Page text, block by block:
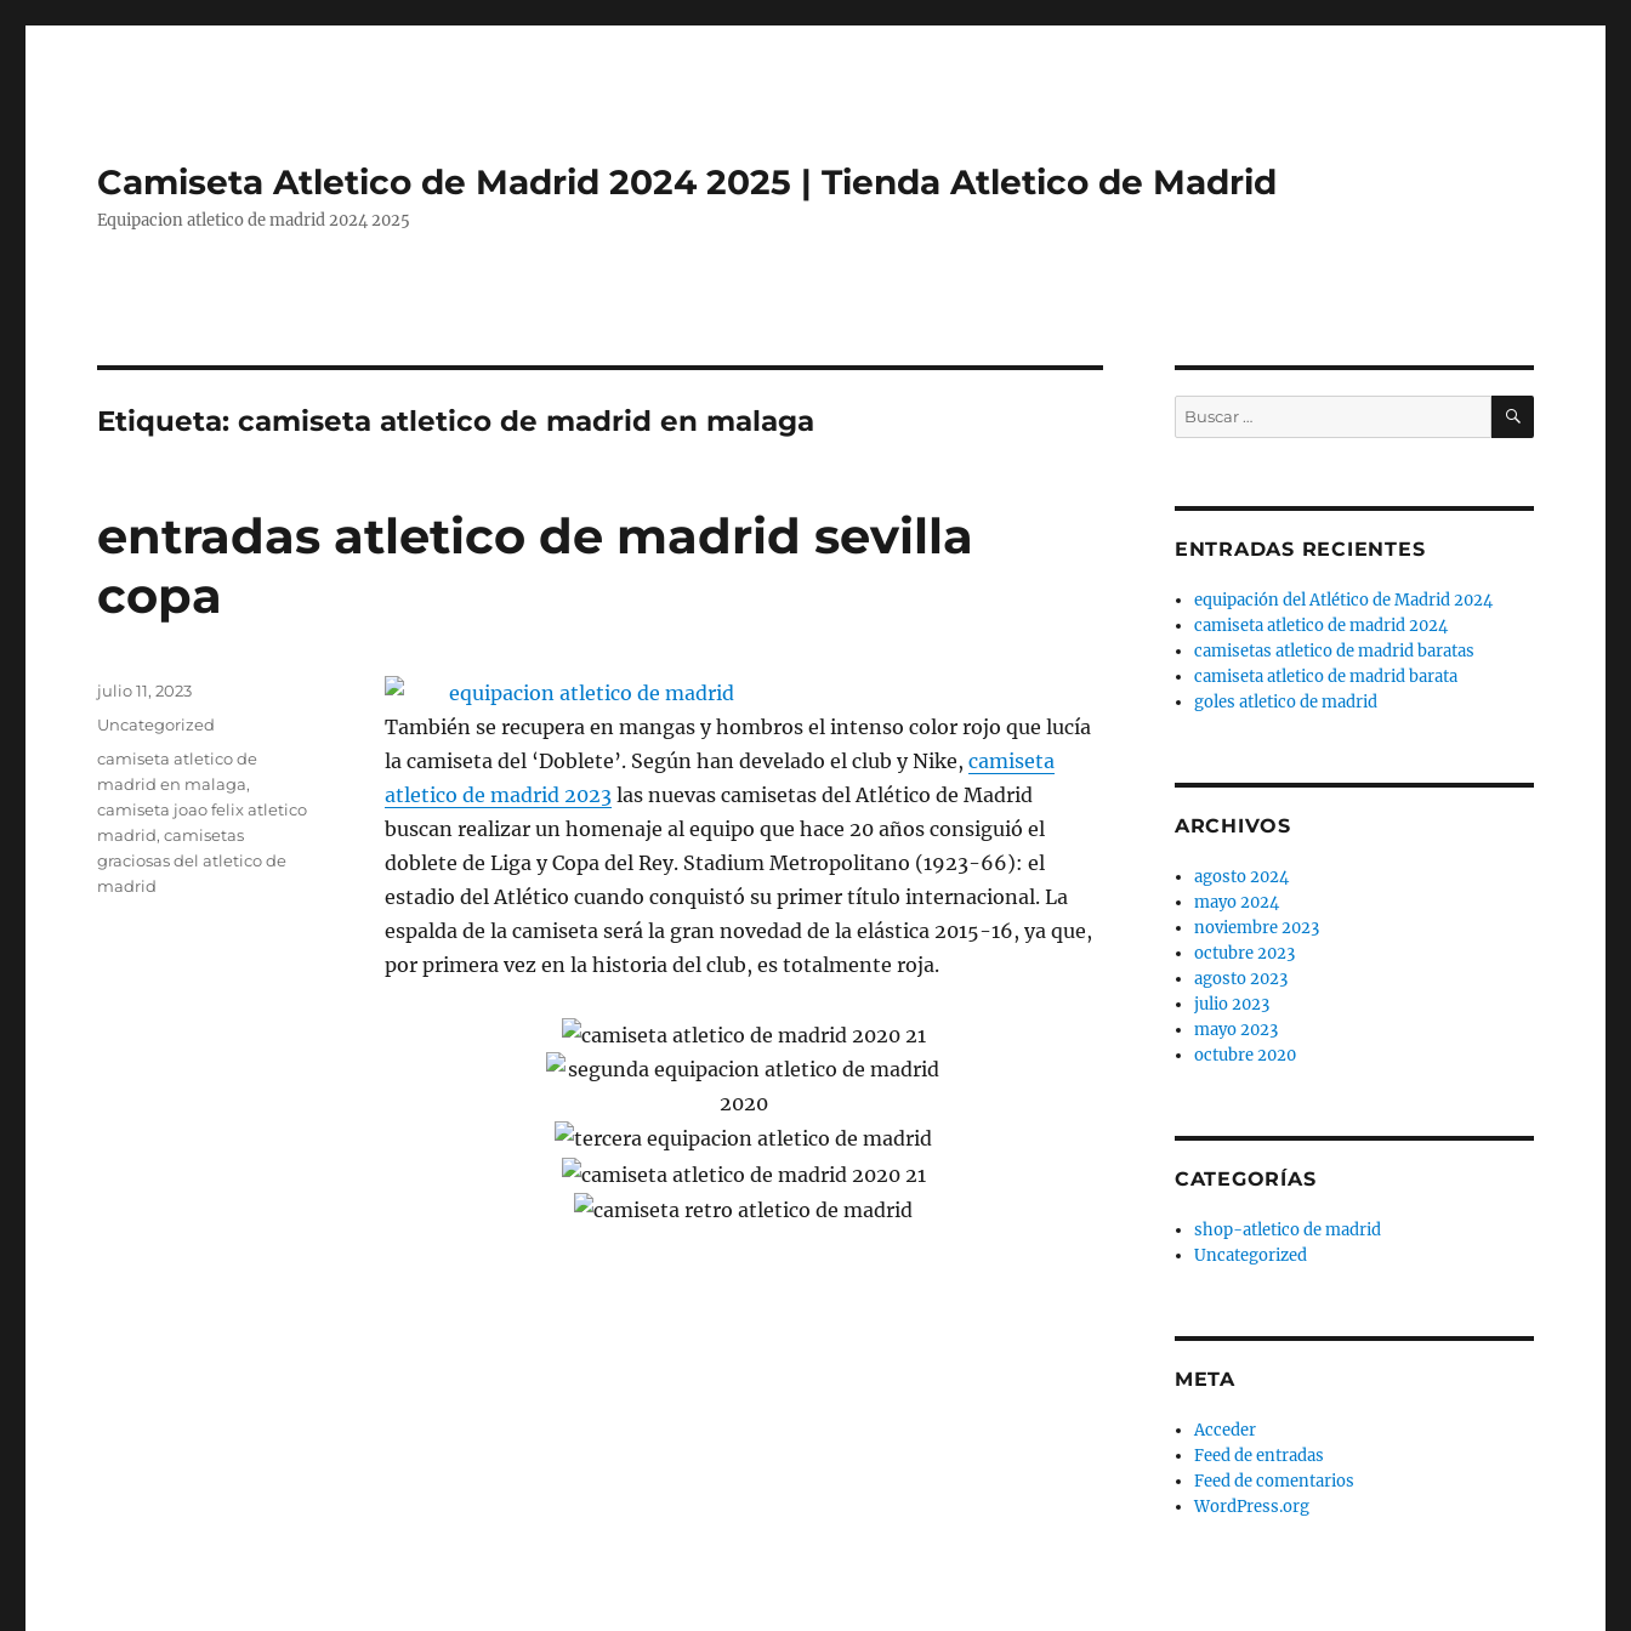
Camiseta Atletico de Madrid 2024 2025 | Tienda Atletico de Madrid
Equipacion atletico de madrid 2024 2025
Etiqueta:camiseta atletico de madrid en malaga
entradas atletico de madrid sevilla
copa
También se recupera en mangas y hombros el intenso color rojo que lucía
la camiseta del ‘Doblete’. Según han develado el club y Nike, camiseta
atletico de madrid 2023las nuevas camisetas del Atlético de Madrid
buscan realizar un homenaje al equipo que hace 20 años consiguió el
doblete de Liga y Copa del Rey. Stadium Metropolitano (1923-66): el
estadio del Atlético cuando conquistó su primer título internacional. La
espalda de la camiseta será la gran novedad de la elástica 2015-16, ya que,
por primera vez en la historia del club, es totalmente roja.
Publicado
julio 11, 2023
Categorías
Uncategorized
Etiquetas
camiseta atletico de
madrid en malaga,
camiseta joao felix atletico
madrid,camisetas
graciosas del atletico de
madrid
Buscar
por:
BUSCAR
ENTRADAS RECIENTES
equipación del Atlético de Madrid 2024
camiseta atletico de madrid 2024
camisetas atletico de madrid baratas
camiseta atletico de madrid barata
goles atletico de madrid
ARCHIVOS
agosto 2024
mayo 2024
noviembre 2023
octubre 2023
agosto 2023
julio 2023
mayo 2023
octubre 2020
CATEGORÍAS
shop-atletico de madrid
Uncategorized
META
Acceder
Feed de entradas
Feed de comentarios
WordPress.org